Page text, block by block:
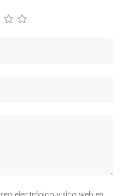
electrónico y sitio web en